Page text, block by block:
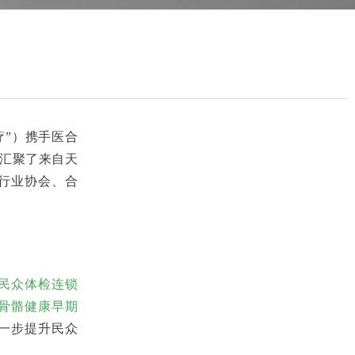
”）携手医合
聚了来自天
业协会、合
众体检连锁
骼健康早期
步提升民众